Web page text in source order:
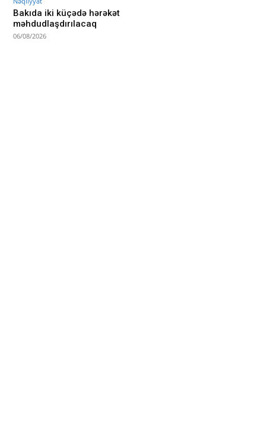
Bakıda iki küçədə hərəkət
məhdudlaşdırılacaq
06/08/2026